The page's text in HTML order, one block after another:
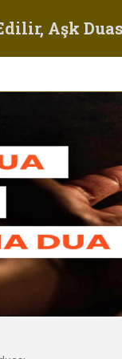
Aşk